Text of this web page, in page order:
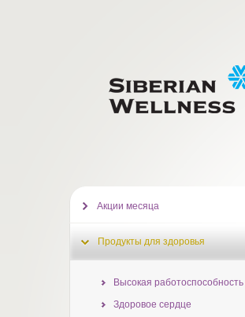
Акции месяца
Продукты для здоровья
Высокая работоспособность
Здоровое сердце